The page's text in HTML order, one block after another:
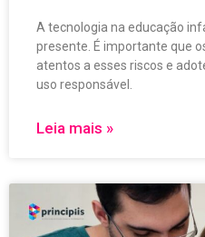
A tecnologia na educação
presente. É importante que
atentos a esses riscos e
uso responsável.
Leia mais »